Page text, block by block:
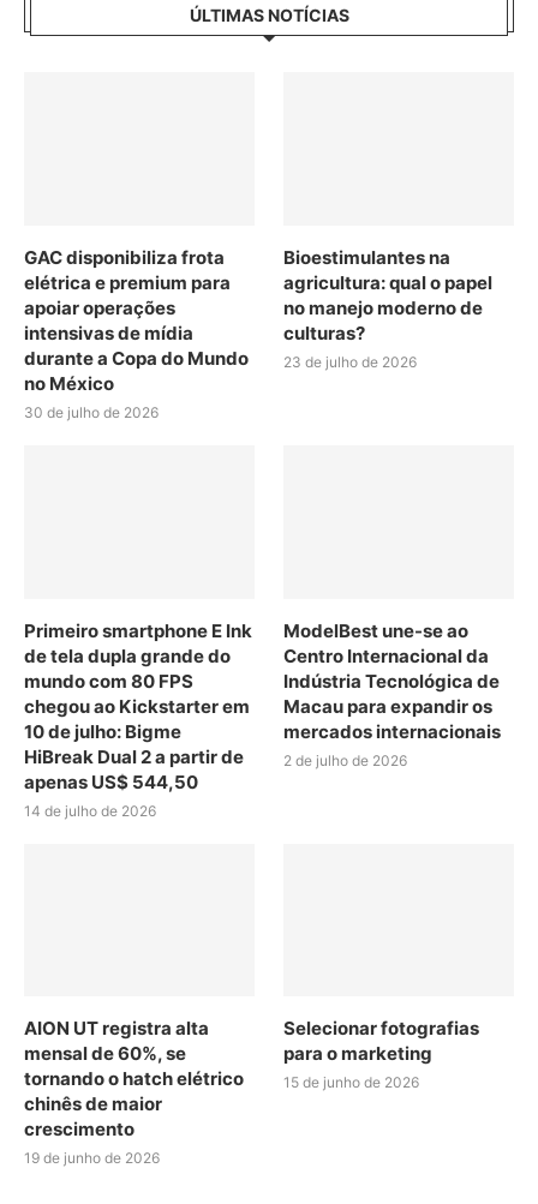
ÚLTIMAS NOTÍCIAS
GAC disponibiliza frota
elétrica e premium para
apoiar operações
intensivas de mídia
durante a Copa do Mundo
no México
30 de julho de 2026
Bioestimulantes na
agricultura: qual o papel
no manejo moderno de
culturas?
23 de julho de 2026
Primeiro smartphone E Ink
de tela dupla grande do
mundo com 80 FPS
chegou ao Kickstarter em
10 de julho: Bigme
HiBreak Dual 2 a partir de
apenas US$ 544,50
14 de julho de 2026
ModelBest une-se ao
Centro Internacional da
Indústria Tecnológica de
Macau para expandir os
mercados internacionais
2 de julho de 2026
AION UT registra alta
mensal de 60%, se
tornando o hatch elétrico
chinês de maior
crescimento
19 de junho de 2026
Selecionar fotografias
para o marketing
15 de junho de 2026